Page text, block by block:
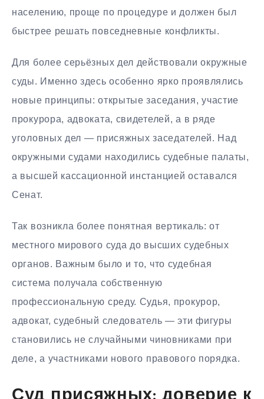
населению, проще по процедуре и должен был
быстрее решать повседневные конфликты.
Для более серьёзных дел действовали окружные
суды. Именно здесь особенно ярко проявлялись
новые принципы: открытые заседания, участие
прокурора, адвоката, свидетелей, а в ряде
уголовных дел — присяжных заседателей. Над
окружными судами находились судебные палаты,
а высшей кассационной инстанцией оставался
Сенат.
Так возникла более понятная вертикаль: от
местного мирового суда до высших судебных
органов. Важным было и то, что судебная
система получала собственную
профессиональную среду. Судья, прокурор,
адвокат, судебный следователь — эти фигуры
становились не случайными чиновниками при
деле, а участниками нового правового порядка.
Суд присяжных: доверие к